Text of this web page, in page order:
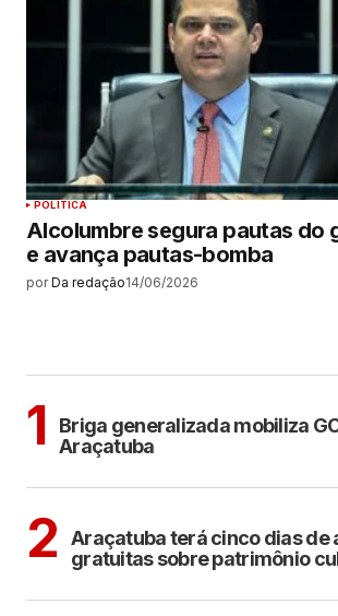
POLÍTICA
Alcolumbre segura pautas do
e avança pautas-bomba
por Da redação14/06/2026
1
Briga generalizada mobiliza
Araçatuba
2
Araçatuba terá cinco dias de
gratuitas sobre patrimônio